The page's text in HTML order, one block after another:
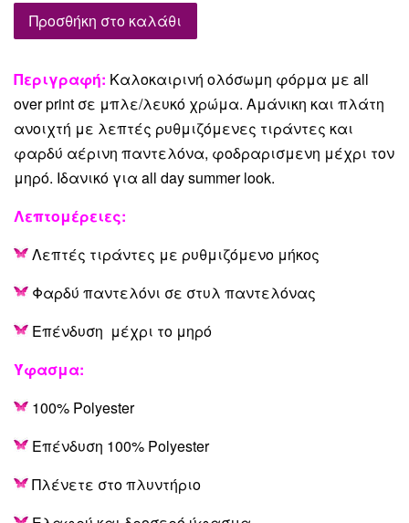
Προσθήκη στο καλάθι
Περιγραφή: Καλοκαιρινή ολόσωμη φόρμα με all
over print σε μπλε/λευκό χρώμα. Αμάνικη και πλάτη
ανοιχτή με λεπτές ρυθμιζόμενες τιράντες και
φαρδύ αέρινη παντελόνα, φοδραρισμενη μέχρι τον
μηρό. Ιδανικό για all day summer look.
Λεπτομέρειες:
Λεπτές τιράντες με ρυθμιζόμενο μήκος
Φαρδύ παντελόνι σε στυλ παντελόνας
Επένδυση μέχρι το μηρό
Ύφασμα:
100% Polyester
Επένδυση 100% Polyester
Πλένετε στο πλυντήριο